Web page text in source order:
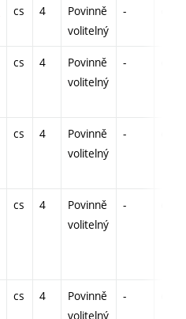
cs 4
Povinně
volitelný
-
cs 4
Povinně
volitelný
-
cs 4
Povinně
volitelný
-
cs 4
Povinně
volitelný
-
cs 4
Povinně
volitelný
-